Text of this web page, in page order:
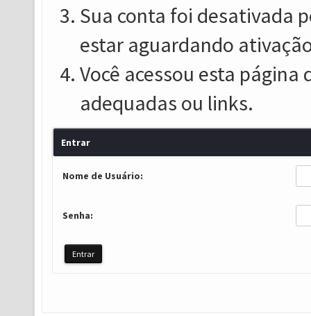
Sua conta foi desativada
estar aguardando
Você acessou esta
adequadas ou links.
Entrar
Nome de Usuário:
Senha: